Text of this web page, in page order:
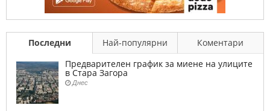
Последни Най-популярни
Коментари
Предварителен график за миене на улиците
в Стара Загора
Днес